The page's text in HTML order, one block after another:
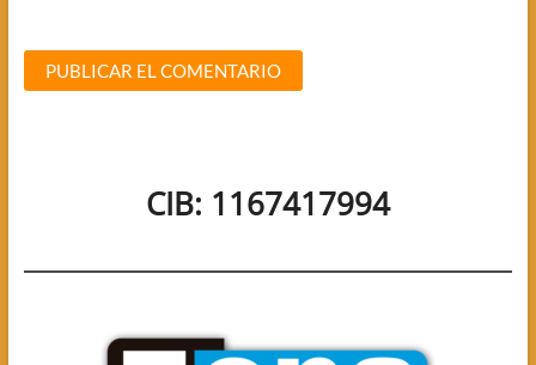
CIB: 1167417994